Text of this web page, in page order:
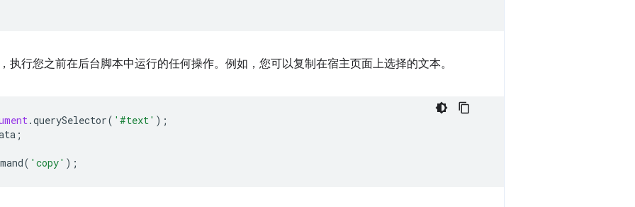
执行您之前在后台脚本中运行的任何操作。例如，您可以复制在宿主页面上选择的文本。
.querySelector( '#text' );
;
( 'copy' );